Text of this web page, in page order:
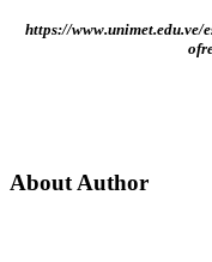
https://www.unimet.edu.ve/
About Author